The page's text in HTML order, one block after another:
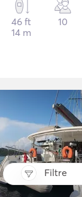
Filtre
46 ft
14 m
10